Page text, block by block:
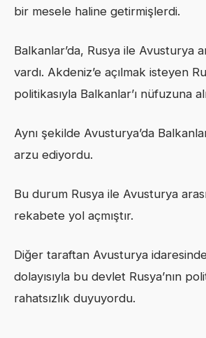
bir mesele haline getirmişlerdi.
Balkanlar’da, Rusya ile Avusturya
vardı. Akdeniz’e açılmak isteyen
politikasıyla Balkanlar’ı nüfuzuna
Aynı şekilde Avusturya’da
arzu ediyordu.
Bu durum Rusya ile Avusturya
rekabete yol açmıştır.
Diğer taraftan Avusturya
dolayısıyla bu devlet Rusya’nın
rahatsızlık duyuyordu.